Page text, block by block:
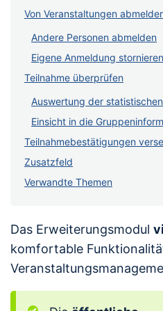
Von Veranstaltungen
Andere Personen abmelden
Eigene Anmeldung stornieren
Teilnahme überprüfen
Auswertung der
Einsicht in die
Teilnahmebestätigungen
Zusatzfeld
Verwandte Themen
Das Erweiterungsmodul
komfortable